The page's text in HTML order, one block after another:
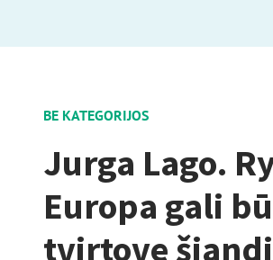
BE KATEGORIJOS
Jurga Lago.
Europa gali
tvirtove